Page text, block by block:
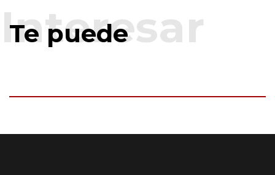
Te puede